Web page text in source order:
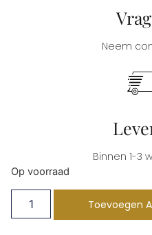
Neem
Binnen 1-3
Op voorraad
Toevoegen